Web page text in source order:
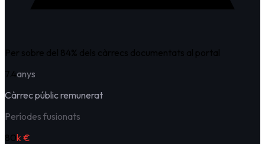
Per sobre del 84% dels càrrecs documentats al portal
7.4anys
Càrrec públic remunerat
Períodes fusionats
80k €